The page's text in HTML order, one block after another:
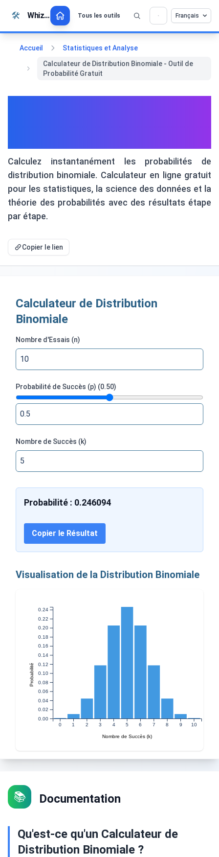
Passer au contenu
🛠️ Whiz Tools Tous les outils Français
Accueil
Statistiques et Analyse
Calculateur de Distribution Binomiale - Outil de
Probabilité Gratuit
Calculez instantanément les probabilités de
distribution binomiale. Calculateur en ligne gratuit
pour les statistiques, la science des données et la
théorie des probabilités avec des résultats étape
par étape.
Copier le lien
Calculateur de Distribution
Binomiale
Nombre d'Essais (n)
Probabilité de Succès (p) (0.50)
Nombre de Succès (k)
Probabilité : 0.246094
Copier le Résultat
Visualisation de la Distribution Binomiale
0 1 2 3 4 5 6 7 8 9 10
Nombre de Succès (k)
0.00
0.02
0.04
0.06
0.08
0.10
0.12
0.14
0.16
0.18
0.20
0.22
0.24
Probabilité
📚 Documentation
Qu'est-ce qu'un Calculateur de
Distribution Binomiale ?
💡 Aimez-vous cet outil ? Aidez-nous à le
rendre encore meilleur !
×
Cliquez pour ouvrir →